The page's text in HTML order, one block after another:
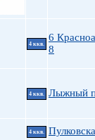
4 ккв.
6
8
4 ккв. Лыжный
4 ккв.